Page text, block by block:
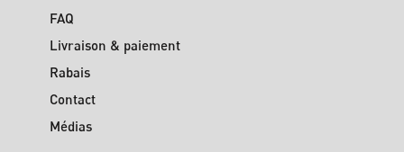
FAQ
Livraison & paiement
Rabais
Contact
Médias